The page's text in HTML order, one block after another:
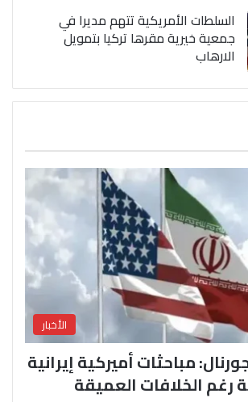
السلطات الأمريكية تتهم مديرا في
جمعية خيرية مقرها تركيا بتمويل
الارهاب
الأخبار
مباحثات أميركية إيرانية
رغم الخلافات العميقة